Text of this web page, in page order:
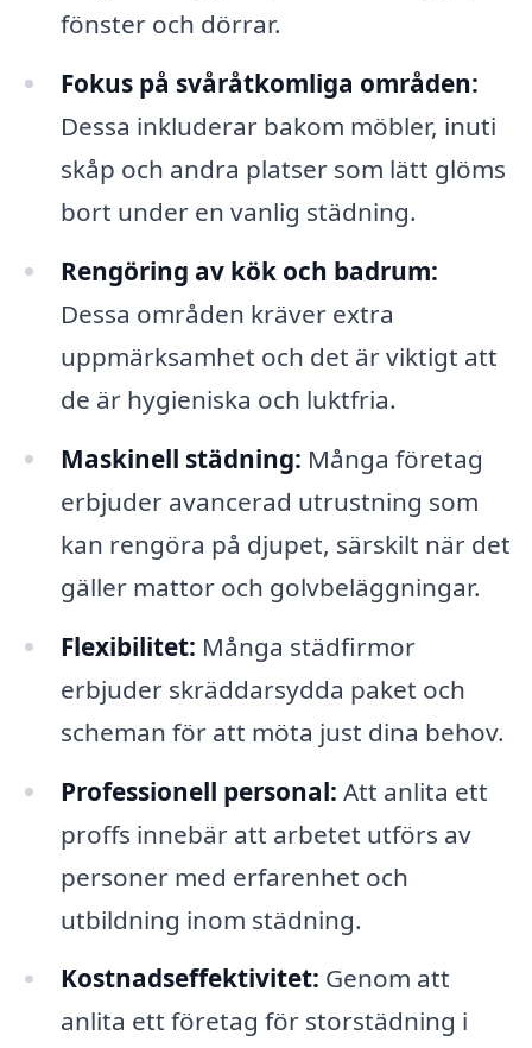
fönster och dörrar.
Fokus på svåråtkomliga områden:
Dessa inkluderar bakom möbler, inuti
skåp och andra platser som lätt glöms
bort under en vanlig städning.
Rengöring av kök och badrum:
Dessa områden kräver extra
uppmärksamhet och det är viktigt att
de är hygieniska och luktfria.
Maskinell städning: Många företag
erbjuder avancerad utrustning som
kan rengöra på djupet, särskilt när det
gäller mattor och golvbeläggningar.
Flexibilitet: Många städfirmor
erbjuder skräddarsydda paket och
scheman för att möta just dina behov.
Professionell personal: Att anlita ett
proffs innebär att arbetet utförs av
personer med erfarenhet och
utbildning inom städning.
Kostnadseffektivitet: Genom att
anlita ett företag för storstädning i